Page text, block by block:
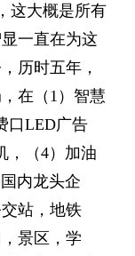
这大概是所有
一直在为这
历时五年，
在（1）智慧
口LED广告
，（4）加油
内龙头企
站，地铁
景区，学